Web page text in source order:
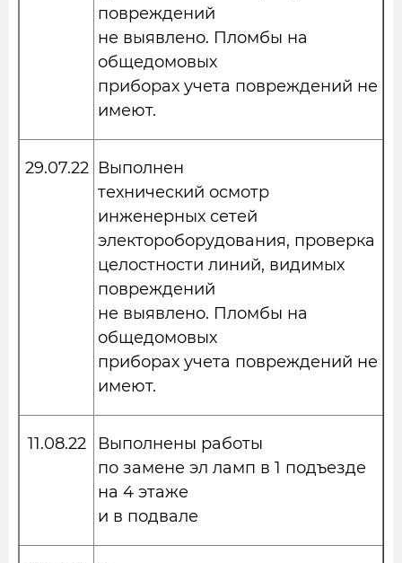
повреждений
не выявлено. Пломбы на
общедомовых
приборах учета повреждений не
имеют.
29.07.22 Выполнен
технический осмотр
инженерных сетей
электороборудования, проверка
целостности линий, видимых
повреждений
не выявлено. Пломбы на
общедомовых
приборах учета повреждений не
имеют.
11.08.22
Выполнены работы
по замене эл ламп в 1 подъезде
на 4 этаже
и в подвале